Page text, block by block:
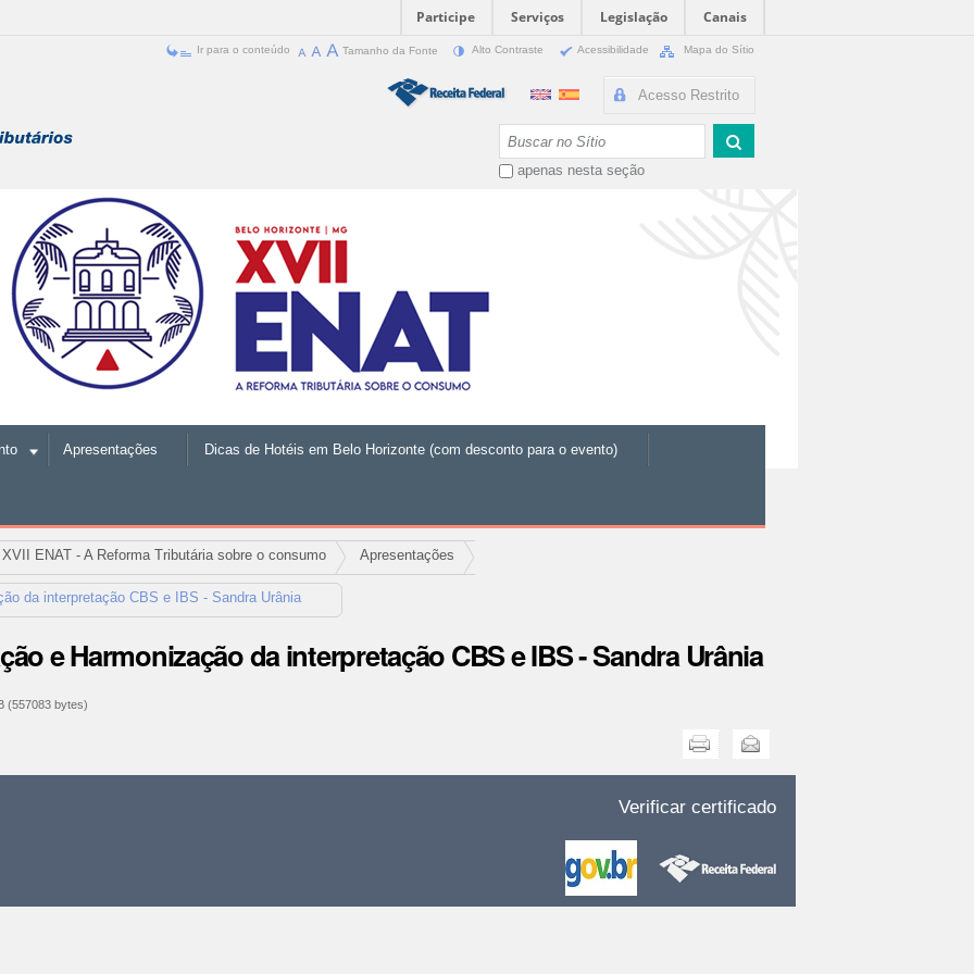
Participe Serviços Legislação
Canais
Ir para o conteúdo Tamanho da Fonte Alto Contraste Acessibilidade Mapa do Sítio
Acesso Restrito
apenas nesta seção
Apresentações Dicas de Hotéis em Belo Horizonte (com desconto para o evento)
XVII ENAT - A Reforma Tributária sobre o consumo Apresentações
da interpretação CBS e IBS - Sandra Urânia
e Harmonização da interpretação CBS e IBS - Sandra Urânia
(557083 bytes)
Enviar
Verificar certificado